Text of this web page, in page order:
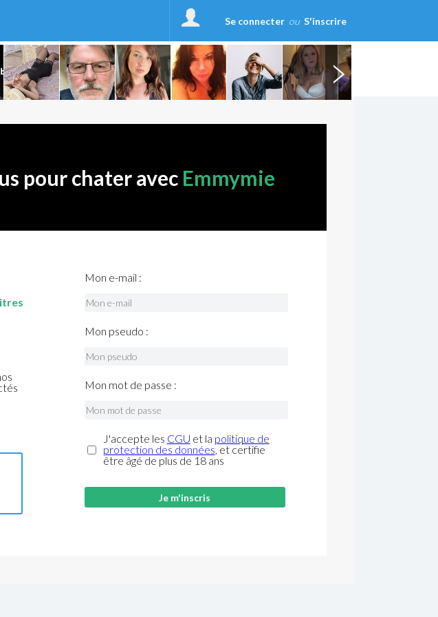
Se connecter ou S'inscrire
pour chater avec Emmymie
Mon e-mail :
Mon pseudo :
Mon mot de passe :
J'accepte les CGU et la politique de
protection des données, et certifie
être âgé de plus de 18 ans